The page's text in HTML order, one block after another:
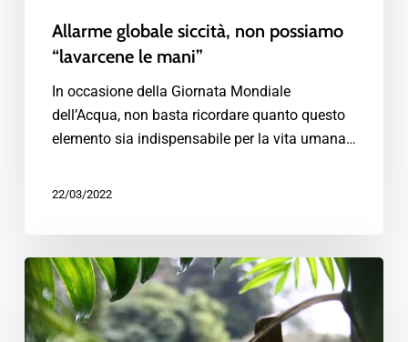
Allarme globale siccità, non possiamo
“lavarcene le mani”
In occasione della Giornata Mondiale
dell’Acqua, non basta ricordare quanto questo
elemento sia indispensabile per la vita umana…
22/03/2022